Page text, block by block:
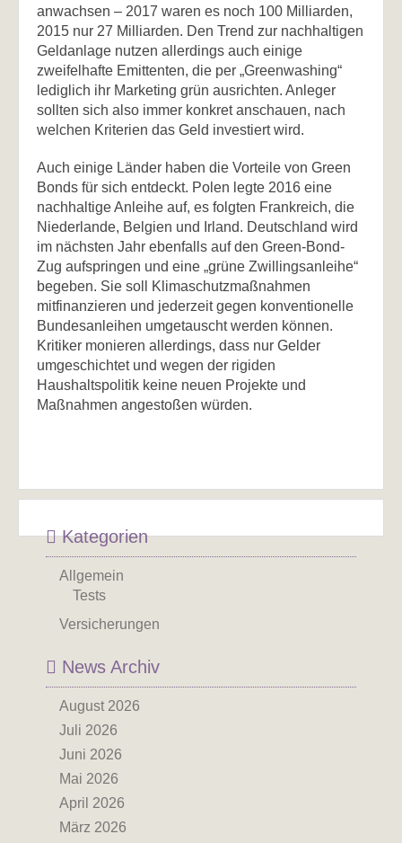
anwachsen – 2017 waren es noch 100 Milliarden,
2015 nur 27 Milliarden. Den Trend zur nachhaltigen
Geldanlage nutzen allerdings auch einige
zweifelhafte Emittenten, die per „Greenwashing“
lediglich ihr Marketing grün ausrichten. Anleger
sollten sich also immer konkret anschauen, nach
welchen Kriterien das Geld investiert wird.
Auch einige Länder haben die Vorteile von Green
Bonds für sich entdeckt. Polen legte 2016 eine
nachhaltige Anleihe auf, es folgten Frankreich, die
Niederlande, Belgien und Irland. Deutschland wird
im nächsten Jahr ebenfalls auf den Green-Bond-
Zug aufspringen und eine „grüne Zwillingsanleihe“
begeben. Sie soll Klimaschutzmaßnahmen
mitfinanzieren und jederzeit gegen konventionelle
Bundesanleihen umgetauscht werden können.
Kritiker monieren allerdings, dass nur Gelder
umgeschichtet und wegen der rigiden
Haushaltspolitik keine neuen Projekte und
Maßnahmen angestoßen würden.
Kategorien
Allgemein
Tests
Versicherungen
News Archiv
August 2026
Juli 2026
Juni 2026
Mai 2026
April 2026
März 2026